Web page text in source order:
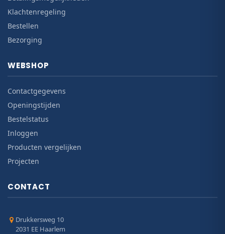
Klachtenregeling
Bestellen
Bezorging
WEBSHOP
Contactgegevens
Openingstijden
Bestelstatus
Inloggen
Producten vergelijken
Projecten
CONTACT
Drukkersweg 10
2031 EE Haarlem